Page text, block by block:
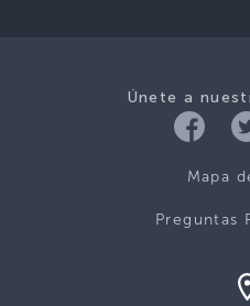
Únete a
Mapa
Preguntas